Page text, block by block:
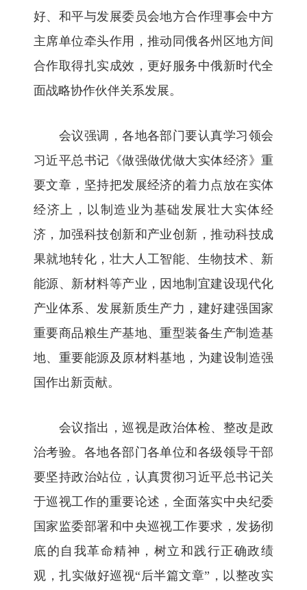
好、和平与发展委员会地方合作理事会中方
主席单位牵头作用，推动同俄各州区地方间
合作取得扎实成效，更好服务中俄新时代全
面战略协作伙伴关系发展。
会议强调，各地各部门要认真学习领会
习近平总书记《做强做优做大实体经济》重
要文章，坚持把发展经济的着力点放在实体
经济上，以制造业为基础发展壮大实体经
济，加强科技创新和产业创新，推动科技成
果就地转化，壮大人工智能、生物技术、新
能源、新材料等产业，因地制宜建设现代化
产业体系、发展新质生产力，建好建强国家
重要商品粮生产基地、重型装备生产制造基
地、重要能源及原材料基地，为建设制造强
国作出新贡献。
会议指出，巡视是政治体检、整改是政
治考验。各地各部门各单位和各级领导干部
要坚持政治站位，认真贯彻习近平总书记关
于巡视工作的重要论述，全面落实中央纪委
国家监委部署和中央巡视工作要求，发扬彻
底的自我革命精神，树立和践行正确政绩
观，扎实做好巡视“后半篇文章”，以整改实